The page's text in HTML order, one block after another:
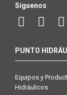
Síguenos
PUNTO
Equipos y
Hidráulicos